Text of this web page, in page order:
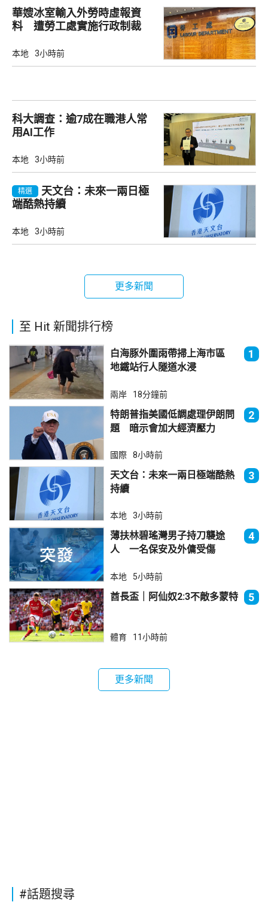
華嫂冰室輸入外勞時虛報資
料 遭勞工處實施行政制裁
本地 3小時前
科大調查：逾7成在職港人常
用AI工作
本地 3小時前
精選
天文台：未來一兩日極
端酷熱持續
本地 3小時前
更多新聞
至 Hit 新聞排行榜
白海豚外圍雨帶掃上海市區
地鐵站行人隧道水浸
1
兩岸 18分鐘前
特朗普指美國低調處理伊朗問
題 暗示會加大經濟壓力
2
國際 8小時前
天文台：未來一兩日極端酷熱
持續
3
本地 3小時前
薄扶林碧瑤灣男子持刀襲途
人 一名保安及外傭受傷
4
本地 5小時前
酋長盃｜阿仙奴2:3不敵多蒙特 5
體育 11小時前
更多新聞
#話題搜尋